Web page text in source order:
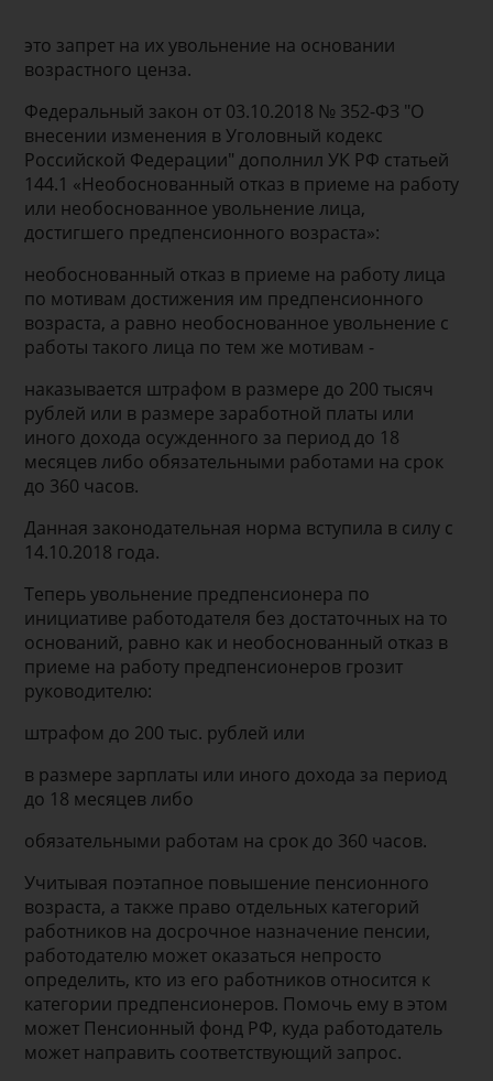
это запрет на их увольнение на основании
возрастного ценза.
Федеральный закон от 03.10.2018 № 352-ФЗ "О
внесении изменения в Уголовный кодекс
Российской Федерации" дополнил УК РФ статьей
144.1 «Необоснованный отказ в приеме на работу
или необоснованное увольнение лица,
достигшего предпенсионного возраста»:
необоснованный отказ в приеме на работу лица
по мотивам достижения им предпенсионного
возраста, а равно необоснованное увольнение с
работы такого лица по тем же мотивам -
наказывается штрафом в размере до 200 тысяч
рублей или в размере заработной платы или
иного дохода осужденного за период до 18
месяцев либо обязательными работами на срок
до 360 часов.
Данная законодательная норма вступила в силу с
14.10.2018 года.
Теперь увольнение предпенсионера по
инициативе работодателя без достаточных на то
оснований, равно как и необоснованный отказ в
приеме на работу предпенсионеров грозит
руководителю:
штрафом до 200 тыс. рублей или
в размере зарплаты или иного дохода за период
до 18 месяцев либо
обязательными работам на срок до 360 часов.
Учитывая поэтапное повышение пенсионного
возраста, а также право отдельных категорий
работников на досрочное назначение пенсии,
работодателю может оказаться непросто
определить, кто из его работников относится к
категории предпенсионеров. Помочь ему в этом
может Пенсионный фонд РФ, куда работодатель
может направить соответствующий запрос.